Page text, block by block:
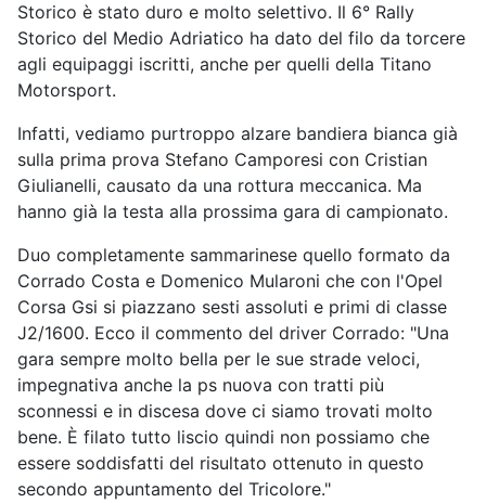
Storico è stato duro e molto selettivo. Il 6° Rally
Storico del Medio Adriatico ha dato del filo da torcere
agli equipaggi iscritti, anche per quelli della Titano
Motorsport.
Infatti, vediamo purtroppo alzare bandiera bianca già
sulla prima prova Stefano Camporesi con Cristian
Giulianelli, causato da una rottura meccanica. Ma
hanno già la testa alla prossima gara di campionato.
Duo completamente sammarinese quello formato da
Corrado Costa e Domenico Mularoni che con l'Opel
Corsa Gsi si piazzano sesti assoluti e primi di classe
J2/1600. Ecco il commento del driver Corrado: "Una
gara sempre molto bella per le sue strade veloci,
impegnativa anche la ps nuova con tratti più
sconnessi e in discesa dove ci siamo trovati molto
bene. È filato tutto liscio quindi non possiamo che
essere soddisfatti del risultato ottenuto in questo
secondo appuntamento del Tricolore."